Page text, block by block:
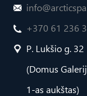
+370 61 236
P. Lukšio g. 32
(Domus
1-as aukštas)